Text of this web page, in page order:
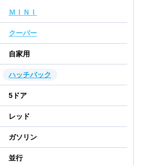
ＭＩＮＩ
クーパー
自家用
ハッチバック
5 ドア
レッド
ガソリン
並行